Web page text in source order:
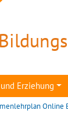
Erziehung
BrandenburgOnline